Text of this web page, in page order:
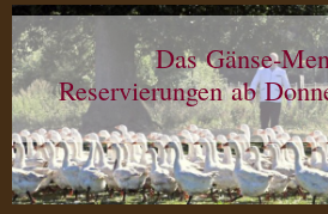
Das Gänse-
Reservierungen ab